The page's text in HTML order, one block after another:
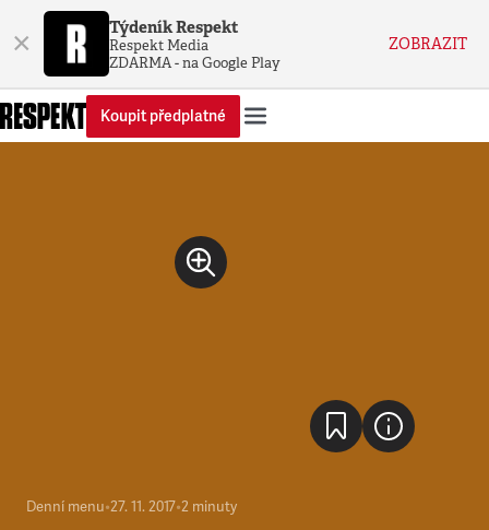
× Týdeník Respekt
Respekt Media
ZDARMA - na Google Play
ZOBRAZIT
Koupit předplatné
Denní menu•27. 11. 2017•2 minuty